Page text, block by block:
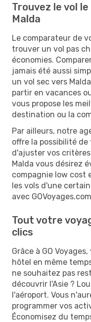
Trouvez le vol
Malda
Le comparateur de
trouver un vol pas
économies.
jamais été aussi
un vol sec vers
partir en vacances
vous propose les
destination ou la
Par ailleurs, notre
offre la possibilité
d'ajuster vos
Malda vous désirez
compagnie low cost
les vols d'une
avec
Tout votre
clics
Grâce à GO
hôtel en même
ne souhaitez pas
découvrir l'Asie ?
l'aéroport. Vous
programmer vos
Économisez du